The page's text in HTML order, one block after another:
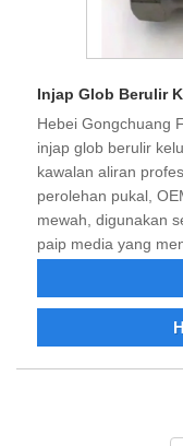
Injap Glob Berulir
Hebei Gongchuang
injap glob berulir
kawalan aliran
perolehan pukal,
mewah, digunakan
paip media yang